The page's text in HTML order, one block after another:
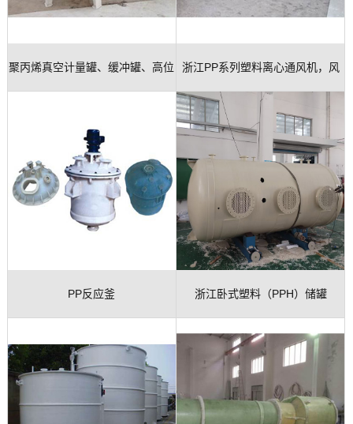
聚丙烯真空计量罐、缓冲罐、高位 浙江PP系列塑料离心通风机，风
机
PP反应釜 浙江卧式塑料（PPH）储罐